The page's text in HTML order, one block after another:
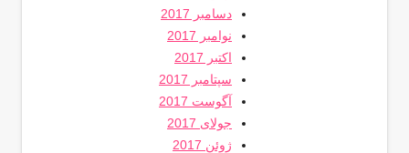
دسامبر 2017
نوامبر 2017
اکتبر 2017
سپتامبر 2017
آگوست 2017
جولای 2017
ژوئن 2017